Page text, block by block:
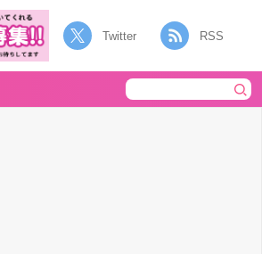
Twitter RSS